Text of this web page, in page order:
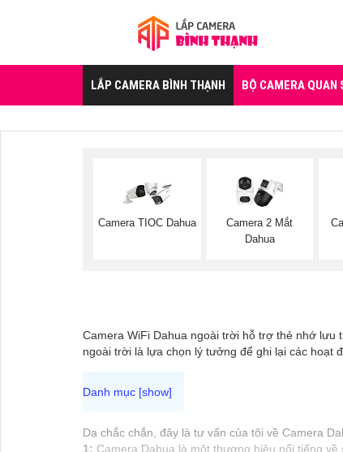
LẮP CAMERA BÌNH THẠNH BỘ CAMERA QUAN
Camera TIOC Dahua
Camera 2 Mắt
Dahua
Camera WiFi Dahua ngoài trời hỗ trợ thẻ nhớ lưu
ngoài trời là lựa chọn lý tưởng để ghi lại các hoạt
Dạ chắc chắn, đây là tư vấn của tôi về Camera
1: Camera Dahua là một thương hiệu nổi tiếng